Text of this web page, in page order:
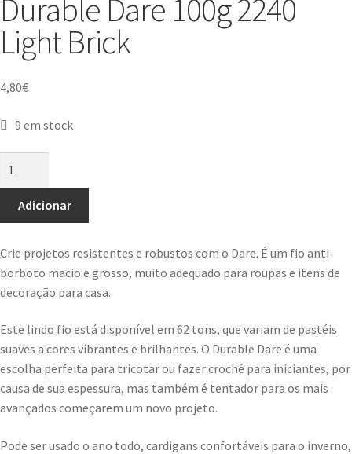
Durable Dare 100g 2240
Light Brick
4,80€
9 em stock
Adicionar
Crie projetos resistentes e robustos com o Dare. É um fio anti-
borboto macio e grosso, muito adequado para roupas e itens de
decoração para casa.
Este lindo fio está disponível em 62 tons, que variam de pastéis
suaves a cores vibrantes e brilhantes. O Durable Dare é uma
escolha perfeita para tricotar ou fazer croché para iniciantes, por
causa de sua espessura, mas também é tentador para os mais
avançados começarem um novo projeto.
Pode ser usado o ano todo, cardigans confortáveis ​​para o inverno,